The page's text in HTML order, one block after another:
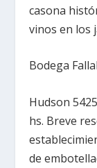
casona
vinos en los
Bodega
Hudson
hs. Breve
de